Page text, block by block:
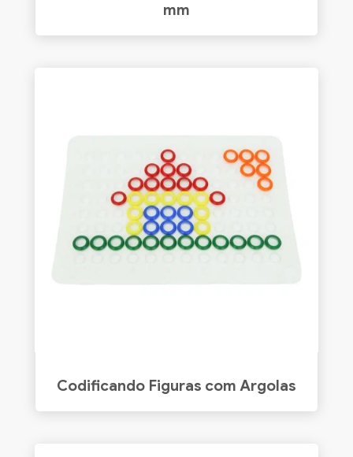
mm
Codificando Figuras com Argolas